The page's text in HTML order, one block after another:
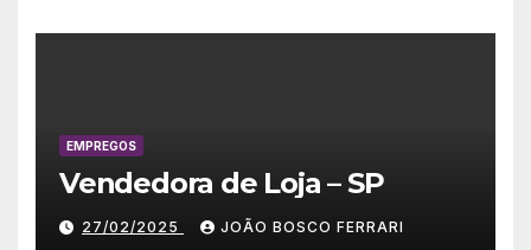
EMPREGOS
Vendedora de Loja – SP
27/02/2025 JOÃO BOSCO FERRARI